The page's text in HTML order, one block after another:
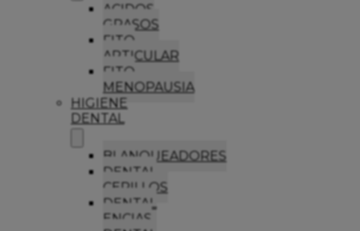
ACIDOS
GRASOS
FITO
ARTICULAR
FITO
MENOPAUSIA
HIGIENE
DENTAL
BLANQUEADORES
DENTAL
CEPILLOS
DENTAL
ENCIAS